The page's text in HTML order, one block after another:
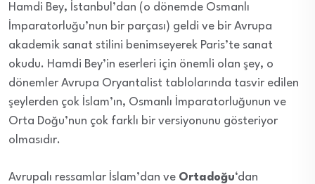
Hamdi Bey, İstanbul’dan (o dönemde Osmanlı
İmparatorluğu’nun bir parçası) geldi ve bir Avrupa
akademik sanat stilini benimseyerek Paris’te sanat
okudu. Hamdi Bey’in eserleri için önemli olan şey, o
dönemler Avrupa Oryantalist tablolarında tasvir edilen
şeylerden çok İslam’ın, Osmanlı İmparatorluğunun ve
Orta Doğu’nun çok farklı bir versiyonunu gösteriyor
olmasıdır.
Avrupalı ressamlar İslam’dan ve Ortadoğu‘dan